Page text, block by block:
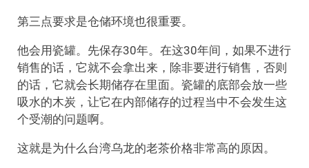
第三点要求是仓储环境也很重要。
他会用瓷罐。先保存30年。在这30年间，如果不进行
销售的话，它就不会拿出来，除非要进行销售，否则
的话，它就会长期储存在里面。瓷罐的底部会放一些
吸水的木炭，让它在内部储存的过程当中不会发生这
个受潮的问题啊。
这就是为什么台湾乌龙的老茶价格非常高的原因。